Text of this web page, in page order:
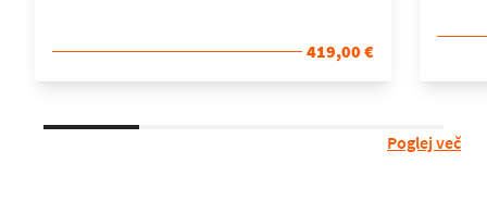
419,00 €
Poglej več